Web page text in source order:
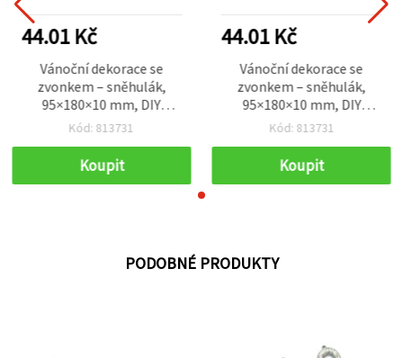
44.01 Kč
Vánoční dekorace se
zvonkem – sněhulák,
95×180×10 mm, DIY
sváteční dekorace a
Kód: 813731
Koupit
44.01 Kč
Vánoční dekorace se
zvonkem – sněhulák,
95×180×10 mm, DIY
sváteční dekorace a
Kód: 813731
Koupit
PODOBNÉ PRODUKTY